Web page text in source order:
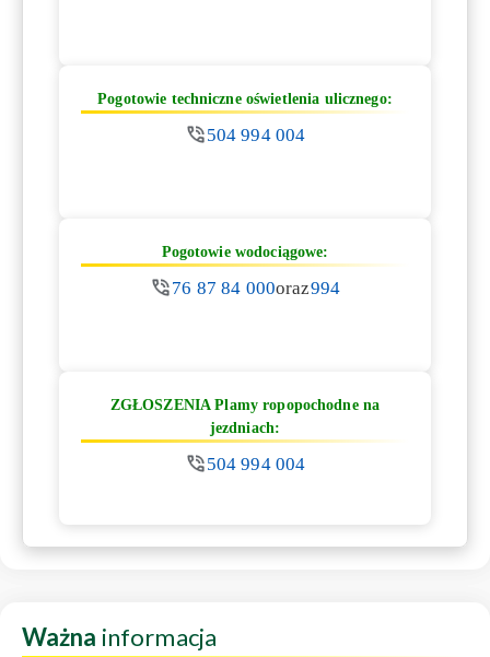
Pogotowie techniczne oświetlenia ulicznego:
504 994 004
Pogotowie wodociągowe:
76 87 84 000oraz994
ZGŁOSZENIA Plamy ropopochodne na
jezdniach:
504 994 004
Ważna informacja